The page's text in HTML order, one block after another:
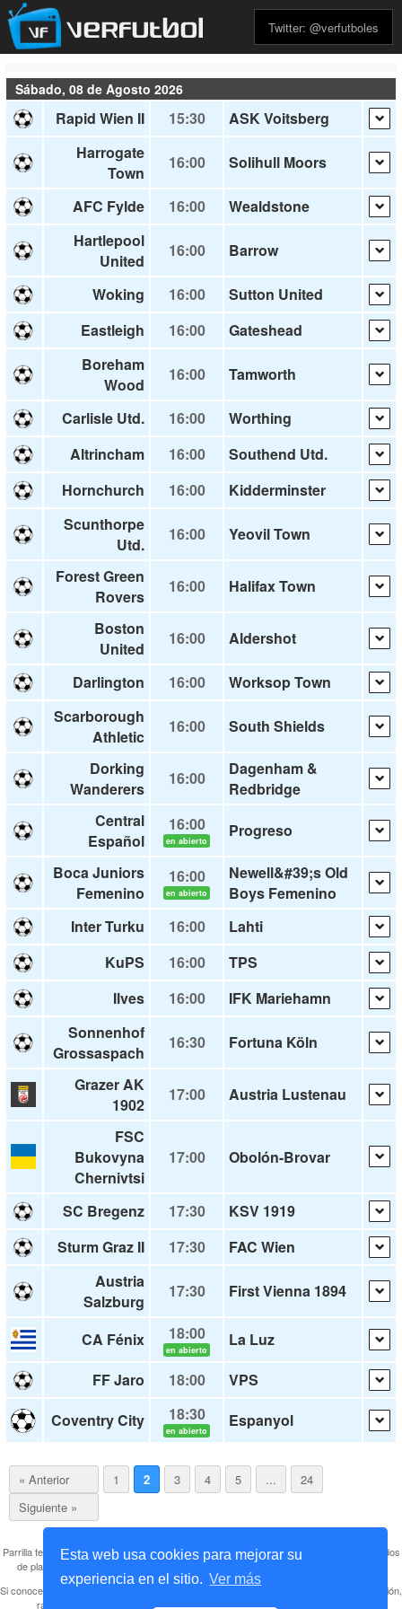
Esta web usa cookies para mejorar su
experiencia en el sitio. Ver más
Twitter: @verfutboles
Sábado, 08 de Agosto 2026
Rapid Wien II 15:30
ASK Voitsberg
Harrogate
Town
16:00 Solihull Moors
AFC Fylde 16:00
Wealdstone
Hartlepool
United
16:00 Barrow
Woking 16:00
Sutton United
Eastleigh
16:00
Gateshead
Boreham
Wood
16:00 Tamworth
Carlisle Utd. 16:00
Worthing
Altrincham
16:00
Southend Utd.
Hornchurch
16:00
Kidderminster
Scunthorpe
Utd.
16:00 Yeovil Town
Forest Green
Rovers
16:00 Halifax Town
Boston
United
16:00 Aldershot
Darlington 16:00
Worksop Town
Scarborough
Athletic
16:00 South Shields
Dorking
Wanderers
16:00
Dagenham &
Redbridge
Central
Español
16:00
en abierto
Progreso
Boca Juniors
Femenino
16:00
en abierto
Newell&#39;s Old
Boys Femenino
Inter Turku
16:00
Lahti
KuPS
16:00
TPS
Ilves
16:00
IFK Mariehamn
Sonnenhof
Grossaspach
16:30 Fortuna Köln
Grazer AK
1902
17:00 Austria Lustenau
FSC
Bukovyna
Chernivtsi
17:00 Obolón-Brovar
SC Bregenz 17:30
KSV 1919
Sturm Graz II
17:30
FAC Wien
Austria
Salzburg
17:30 First Vienna 1894
CA Fénix 18:00
en abierto
La Luz
FF Jaro
18:00
VPS
Coventry City
18:30
en abierto
Espanyol
« Anterior 1 2 3 4 5 ...
24
Siguiente »
Parrilla televisiva de partidos de fútbol tanto de partidos en abierto y gratis como de partidos
de plataformas de pago. Enlazamos a los partidos gratuitos para mejor accesibilidad.
Si conoces más partidos que estén siendo retransmitidos u otros canales
(televisión,
radio o comentados por web) podéis enviárnoslo a elitewebsnw@gmail.com